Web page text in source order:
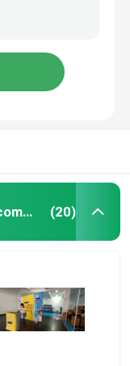
Affichage d'exposition de salon commercial (20)